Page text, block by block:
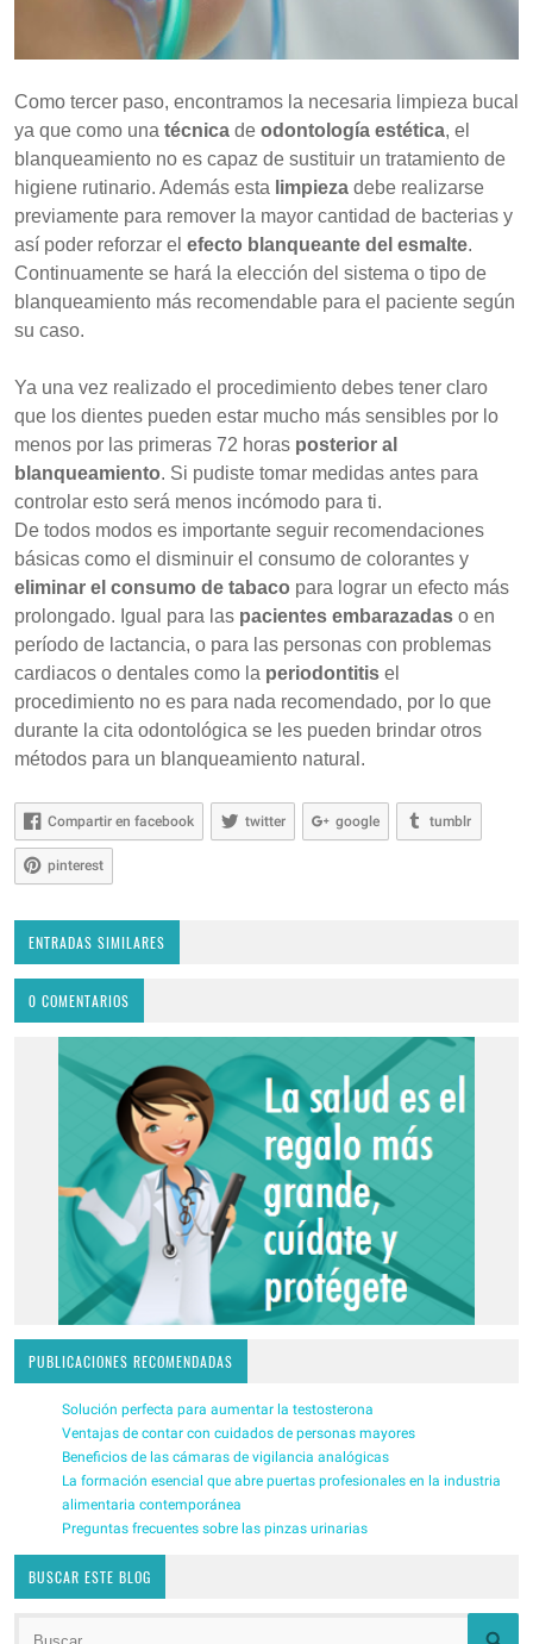
Como tercer paso, encontramos la necesaria limpieza bucal
ya que como una técnica de odontología estética, el
blanqueamiento no es capaz de sustituir un tratamiento de
higiene rutinario. Además esta limpieza debe realizarse
previamente para remover la mayor cantidad de bacterias y
así poder reforzar el efecto blanqueante del esmalte.
Continuamente se hará la elección del sistema o tipo de
blanqueamiento más recomendable para el paciente según
su caso.
Ya una vez realizado el procedimiento debes tener claro
que los dientes pueden estar mucho más sensibles por lo
menos por las primeras 72 horas posterior al
blanqueamiento. Si pudiste tomar medidas antes para
controlar esto será menos incómodo para ti.
De todos modos es importante seguir recomendaciones
básicas como el disminuir el consumo de colorantes y
eliminar el consumo de tabaco para lograr un efecto más
prolongado. Igual para las pacientes embarazadas o en
período de lactancia, o para las personas con problemas
cardiacos o dentales como la periodontitis el
procedimiento no es para nada recomendado, por lo que
durante la cita odontológica se les pueden brindar otros
métodos para un blanqueamiento natural.
Compartir en facebook twitter google tumblr
pinterest
ENTRADAS SIMILARES
0 COMENTARIOS
PUBLICACIONES RECOMENDADAS
Solución perfecta para aumentar la testosterona
Ventajas de contar con cuidados de personas mayores
Beneficios de las cámaras de vigilancia analógicas
La formación esencial que abre puertas profesionales en la industria
alimentaria contemporánea
Preguntas frecuentes sobre las pinzas urinarias
BUSCAR ESTE BLOG